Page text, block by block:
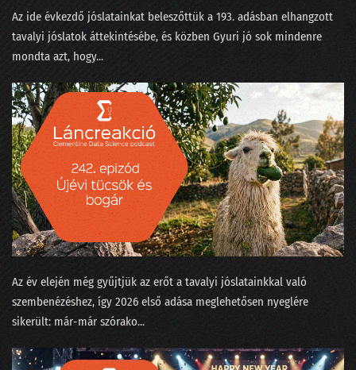
24. Néha az adatelemzők is szemészetre viszik a fájó fogú beteget
22. Kinek higgyünk - jövőkutatók vagy laikusok?
21. Trágya vagy olaj?
20. Ne mássz fára, mert elüt a villamos
19. Szárnyalj szabadon, szép adattudósom!
18. Magyarázzuk az MI bizonyítványát
17. Nekünk minden egyformán popzene?
16. A falevél-számlálás hitelesítése és a Coelho-i mosoly
15. Gólok, árvizek és lórúgások
14. A hangok a nadrágzsebünkben mindent tudnak az a4-es méretéről
Az ide évkezdő jóslatainkat beleszőttük a 193. adásban elhangzott
tavalyi jóslatok áttekintésébe, és közben Gyuri jó sok mindenre
mondta azt, hogy...
Az év elején még gyűjtjük az erőt a tavalyi jóslatainkkal való
szembenézéshez, így 2026 első adása meglehetősen nyeglére
sikerült: már-már szórako...